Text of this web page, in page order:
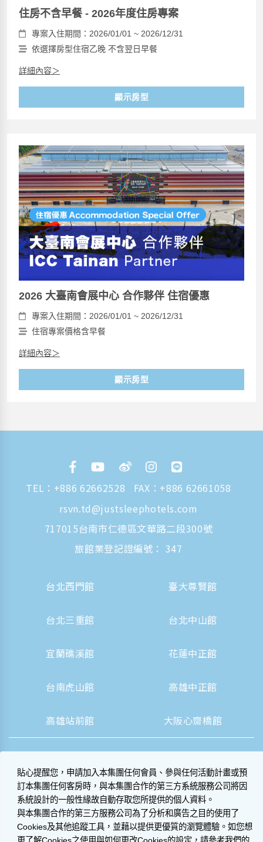
住房不含早餐 - 2026年度住房專案
專案入住期間：2026/01/01 ~ 2026/12/31
依選擇房型住宿乙晚 不含翌日早餐
詳細內容＞
顯示房型
2026 大臺南會展中心 合作夥伴 住宿優惠
專案入住期間：2026/01/01 ~ 2026/12/31
住宿專案價格含早餐
詳細內容＞
顯示房型
TEL： +886 62662528
FAX：+886 62661058
rsvn.td@justsleephotels.com
717015台南市仁德區文華路二段300號
旅館業登記證編號： 347
台北西門館 臺大尊賢館
台北三重館 台北中山館
宜蘭礁溪館 花蓮中正館
台南虎山館 高雄中正館
高雄站前館 大阪心齋橋館
營業人資訊揭露 |
隱私權聲明與 Cookie 政策
© 2014-2026 晶華國際酒店集團
貼心提醒您，申請加入本集團任何會員、參與任何活動計畫或預
訂本集團任何客房時，與本集團合作的第三方系統服務公司將因
系統設計的一般性緣故自動存取您所提供的個人資料。
與本集團合作的第三方服務公司為了分析和廣告之目的使用了
Cookies及其他追蹤工具，並藉以提供更優質的瀏覽體驗。如您想